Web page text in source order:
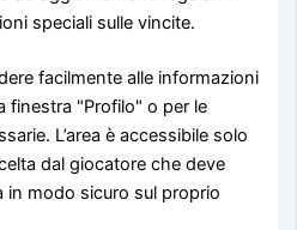
speciali sulle vincite.
facilmente alle informazioni
finestra "Profilo" o per le
L’area è accessibile solo
dal giocatore che deve
in modo sicuro sul proprio